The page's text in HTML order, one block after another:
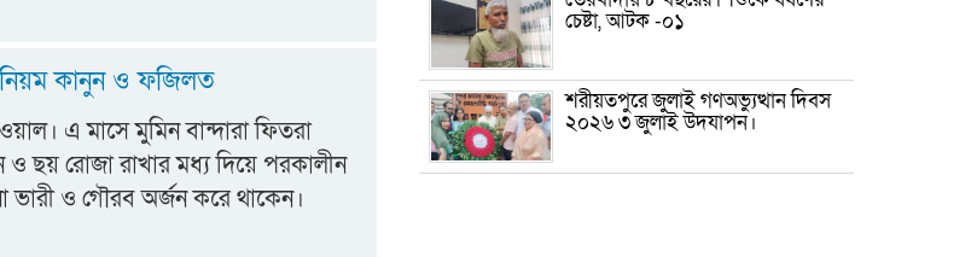
কানুন ও ফজিলত
এ মাসে মুমিন বান্দারা ফিতরা
ছয় রোজা রাখার মধ্য দিয়ে পরকালীন
ভারী ও গৌরব অর্জন করে থাকেন।
চেষ্টা, আটক -০১
শরীয়তপুরে জুলাই গণঅভ্যুত্থান দিবস
২০২৬ ৩ জুলাই উদযাপন।